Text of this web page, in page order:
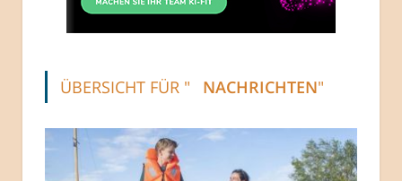
ÜBERSICHT FÜR " NACHRICHTEN"